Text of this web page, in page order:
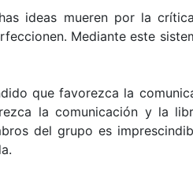
ideas mueren por la
Mediante este
que favorezca la
la comunicación y la
del grupo es